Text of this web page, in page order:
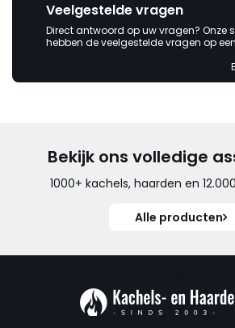
Veelgestelde vragen
Direct antwoord op uw vragen? Onze
hebben de veelgestelde vragen op
Bekijk ons volledige
1000+ kachels, haarden en
Alle producten